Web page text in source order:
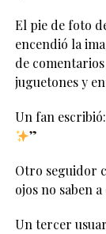
El pie de foto
encendió la
de
juguetones y
Un fan
”
Otro seguidor
ojos no saben
Un tercer